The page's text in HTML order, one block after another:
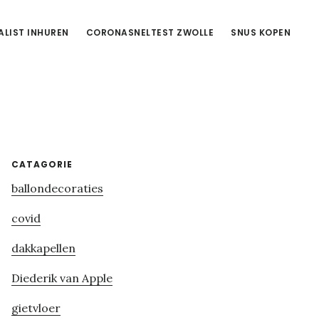
INHUREN CORONASNELTEST ZWOLLE SNUS KOPEN
Primary
Sidebar
CATAGORIE
ballondecoraties
covid
dakkapellen
Diederik van Apple
gietvloer